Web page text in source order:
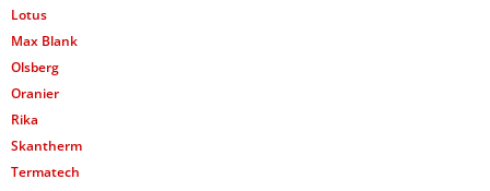
Lotus
Max Blank
Olsberg
Oranier
Rika
Skantherm
Termatech